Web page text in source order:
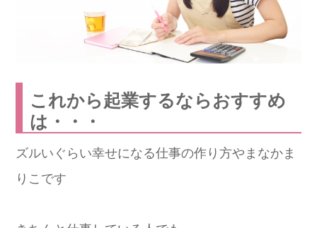
これから起業するならおすすめ
は・・・
ズルいぐらい幸せになる仕事の作り方やまなかま
りこです